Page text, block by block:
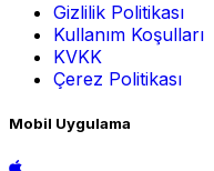
Gizlilik Politikası
Kullanım Koşulları
KVKK
Çerez Politikası
Mobil Uygulama